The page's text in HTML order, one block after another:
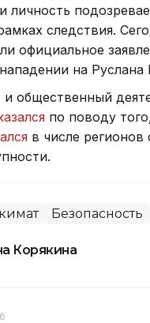
личность
следствия.
официальное
на Руслана
и общественный
по поводу
в числе
Безопасность
Корякина